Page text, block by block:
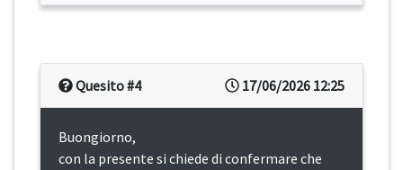
17/06/2026 12:25
Quesito #4
Buongiorno,
con la presente si chiede di confermare che